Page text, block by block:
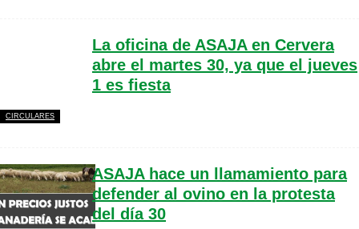
CIRCULARES
La oficina de ASAJA en Cervera
abre el martes 30, ya que el jueves
1 es fiesta
ASAJA hace un llamamiento para
defender al ovino en la protesta
del día 30